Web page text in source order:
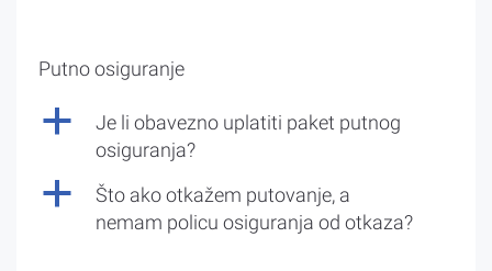
Putno osiguranje
a
Je li obavezno uplatiti paket putnog
osiguranja?
a
Što ako otkažem putovanje, a
nemam policu osiguranja od otkaza?